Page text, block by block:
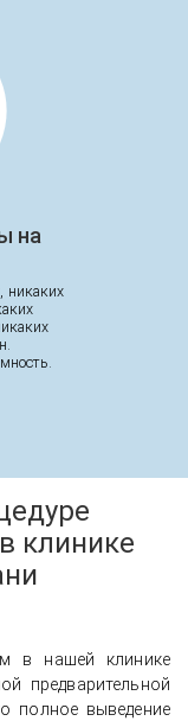
на
никаких
клинике
в нашей клинике
предварительной
полное выведение